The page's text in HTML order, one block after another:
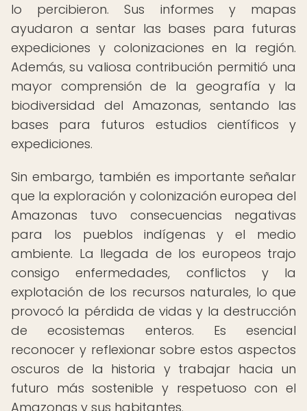
lo percibieron. Sus informes y mapas
ayudaron a sentar las bases para futuras
expediciones y colonizaciones en la región.
Además, su valiosa contribución permitió una
mayor comprensión de la geografía y la
biodiversidad del Amazonas, sentando las
bases para futuros estudios científicos y
expediciones.
Sin embargo, también es importante señalar
que la exploración y colonización europea del
Amazonas tuvo consecuencias negativas
para los pueblos indígenas y el medio
ambiente. La llegada de los europeos trajo
consigo enfermedades, conflictos y la
explotación de los recursos naturales, lo que
provocó la pérdida de vidas y la destrucción
de ecosistemas enteros. Es esencial
reconocer y reflexionar sobre estos aspectos
oscuros de la historia y trabajar hacia un
futuro más sostenible y respetuoso con el
Amazonas y sus habitantes.